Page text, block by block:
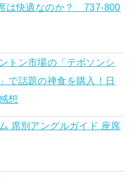
は快適なのか？ 737-800
トン市場の「テボソンシ
で話題の禅食を購入！日
想
席別アングルガイド 座席